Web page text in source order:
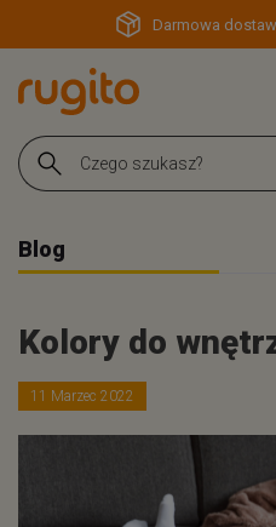
Darmowa
Blog
Kolory do
11 Marzec 2022